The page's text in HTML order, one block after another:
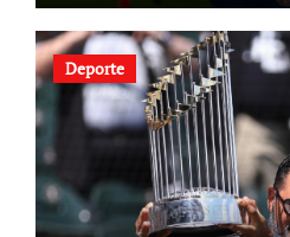
Deporte